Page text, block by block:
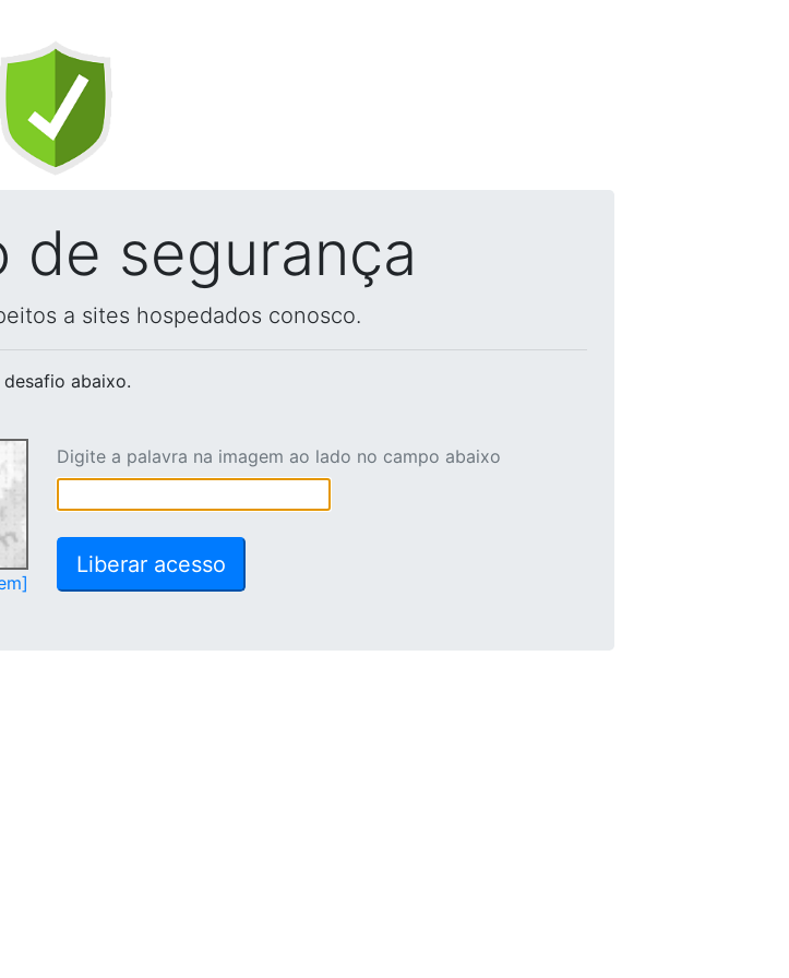
de segurança
a sites hospedados conosco.
abaixo.
Digite a palavra na imagem ao lado no campo abaixo